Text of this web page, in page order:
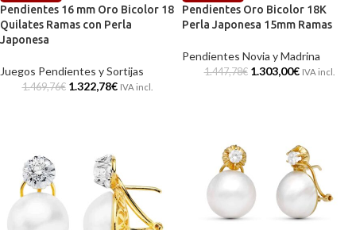
Pendientes 16 mm Oro Bicolor 18
Quilates Ramas con Perla
Japonesa
Juegos Pendientes y Sortijas
1.469,76€ 1.322,78€ IVA incl.
Pendientes Oro Bicolor 18K
Perla Japonesa 15mm Ramas
Pendientes Novia y Madrina
1.447,78€ 1.303,00€ IVA incl.